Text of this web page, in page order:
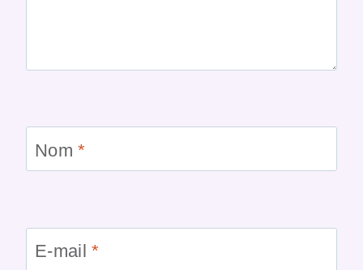
Nom*
E-mail*